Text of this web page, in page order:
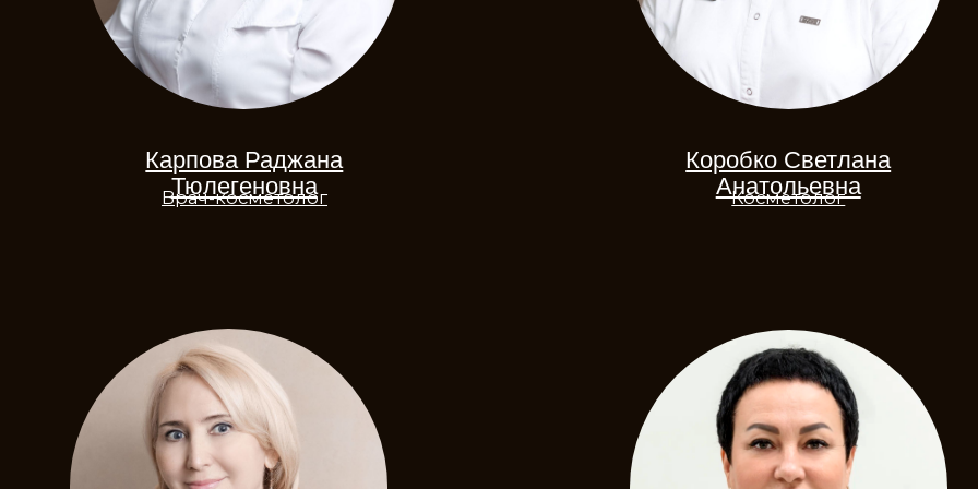
Врач-косметолог
Чернакова Оксана
Михайловна, Косметолог
Гусева Татьяна Юрьевна